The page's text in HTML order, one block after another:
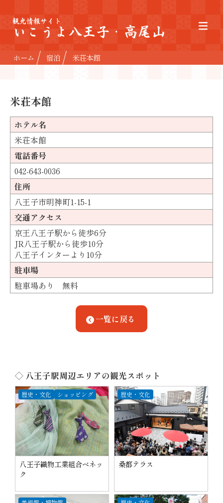
観光情報サイト
いこうよ八王子・高尾山
ホーム 宿泊 米荘本館
米荘本館
ホテル名
米荘本館
電話番号
042-643-0036
住所
八王子市明神町1-15-1
交通アクセス
京王八王子駅から徒歩6分
JR八王子駅から徒歩10分
八王子インターより10分
駐車場
駐車場あり 無料
一覧に戻る
◇ 八王子駅周辺エリアの観光スポット
歴史・文化 ショッピング
八王子織物工業組合べネッ
ク
歴史・文化
桑都テラス